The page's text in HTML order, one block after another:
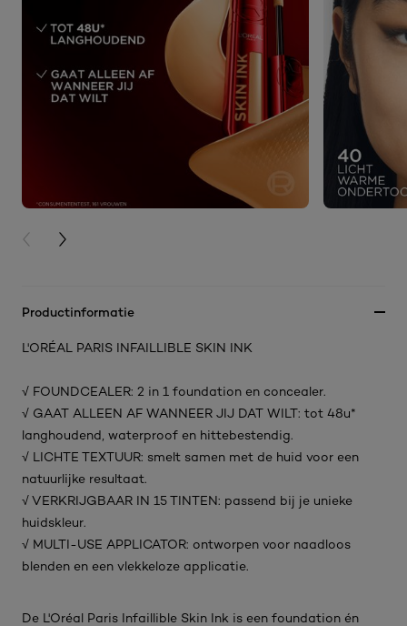
PREVIOUS CARD
NEXT CARD
Productinformatie
L'ORÉAL PARIS INFAILLIBLE SKIN INK
√ FOUNDCEALER: 2 in 1 foundation en concealer.
√ GAAT ALLEEN AF WANNEER JIJ DAT WILT: tot 48u*
langhoudend, waterproof en hittebestendig.
√ LICHTE TEXTUUR: smelt samen met de huid voor een
natuurlijke resultaat.
√ VERKRIJGBAAR IN 15 TINTEN: passend bij je unieke
huidskleur.
√ MULTI-USE APPLICATOR: ontworpen voor naadloos
blenden en een vlekkeloze applicatie.
De L'Oréal Paris Infaillible Skin Ink is een foundation én